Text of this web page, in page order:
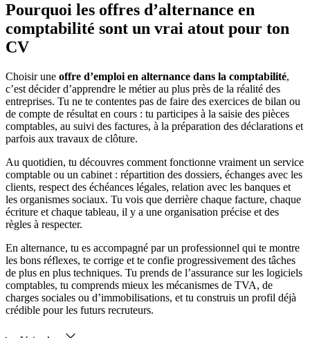
Pourquoi les offres d’alternance en
comptabilité sont un vrai atout pour ton
CV
Choisir une offre d’emploi en alternance dans la comptabilité,
c’est décider d’apprendre le métier au plus près de la réalité des
entreprises. Tu ne te contentes pas de faire des exercices de bilan ou
de compte de résultat en cours : tu participes à la saisie des pièces
comptables, au suivi des factures, à la préparation des déclarations et
parfois aux travaux de clôture.
Au quotidien, tu découvres comment fonctionne vraiment un service
comptable ou un cabinet : répartition des dossiers, échanges avec les
clients, respect des échéances légales, relation avec les banques et
les organismes sociaux. Tu vois que derrière chaque facture, chaque
écriture et chaque tableau, il y a une organisation précise et des
règles à respecter.
En alternance, tu es accompagné par un professionnel qui te montre
les bons réflexes, te corrige et te confie progressivement des tâches
de plus en plus techniques. Tu prends de l’assurance sur les logiciels
comptables, tu comprends mieux les mécanismes de TVA, de
charges sociales ou d’immobilisations, et tu construis un profil déjà
crédible pour les futurs recruteurs.